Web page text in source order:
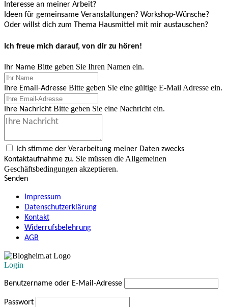
Interesse an meiner Arbeit?
Ideen für gemeinsame Veranstaltungen? Workshop-Wünsche?
Oder willst dich zum Thema Hausmittel mit mir austauschen?
Ich freue mich darauf, von dir zu hören!
Ihr Name Bitte geben Sie Ihren Namen ein.
Ihre Email-Adresse Bitte geben Sie eine gültige E-Mail Adresse ein.
Ihre Nachricht Bitte geben Sie eine Nachricht ein.
Ich stimme der Verarbeitung meiner Daten zwecks
Kontaktaufnahme zu. Sie müssen die Allgemeinen
Geschäftsbedingungen akzeptieren.
Senden
Impressum
Datenschutzerklärung
Kontakt
Widerrufsbelehrung
AGB
Login
Benutzername oder E-Mail-Adresse
Passwort